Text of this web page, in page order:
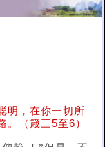
明，在你一切所
。（箴三5至6）